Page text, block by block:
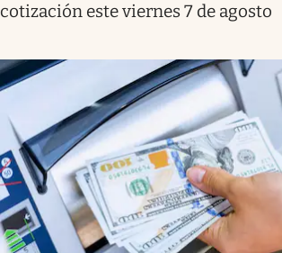
cotización este viernes 7 de agosto